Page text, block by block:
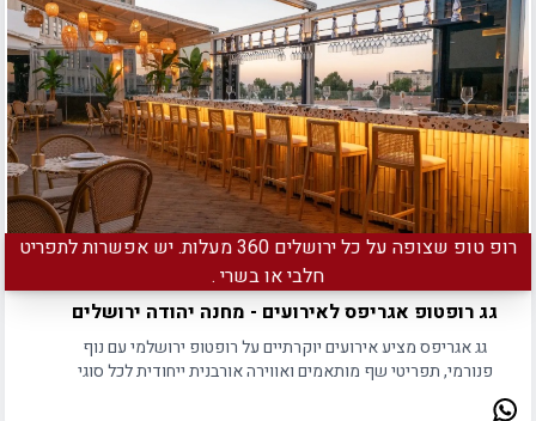
רופ טופ שצופה על כל ירושלים 360 מעלות. יש אפשרות לתפריט
חלבי או בשרי .
גג רופטופ אגריפס לאירועים - מחנה יהודה ירושלים
גג אגריפס מציע אירועים יוקרתיים על רופטופ ירושלמי עם נוף
פנורמי, תפריטי שף מותאמים ואווירה אורבנית ייחודית לכל סוגי